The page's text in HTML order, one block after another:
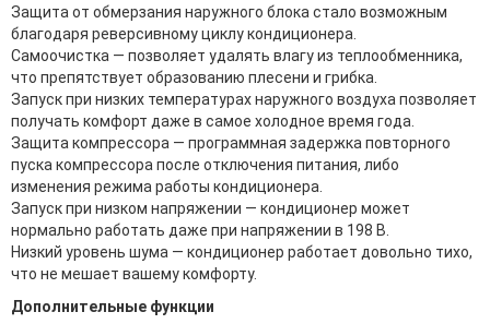
Защита от обмерзания наружного блока стало возможным
благодаря реверсивному циклу кондиционера.
Самоочистка — позволяет удалять влагу из теплообменника,
что препятствует образованию плесени и грибка.
Запуск при низких температурах наружного воздуха позволяет
получать комфорт даже в самое холодное время года.
Защита компрессора — программная задержка повторного
пуска компрессора после отключения питания, либо
изменения режима работы кондиционера.
Запуск при низком напряжении — кондиционер может
нормально работать даже при напряжении в 198 В.
Низкий уровень шума — кондиционер работает довольно тихо,
что не мешает вашему комфорту.
Дополнительные функции